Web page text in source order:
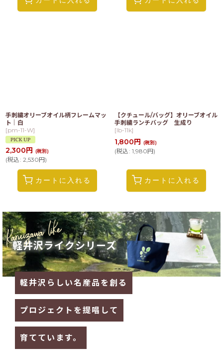
手刺繍オリーブオイル柄フレームマッ
ト｜白
[pm-11-W]
2,300円 (税別)
(税込: 2,530円)
カートに入れる
【クチュール/バッグ】オリーブオイル
手刺繍ランチバッグ 生成り
[lb-11k]
1,800円 (税別)
(税込: 1,980円)
カートに入れる
軽井沢ライクシリーズ
軽井沢らしい名産品を創る
プロジェクトを提唱して
育てています。